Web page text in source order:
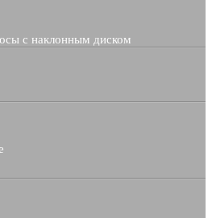
с наклонным диском